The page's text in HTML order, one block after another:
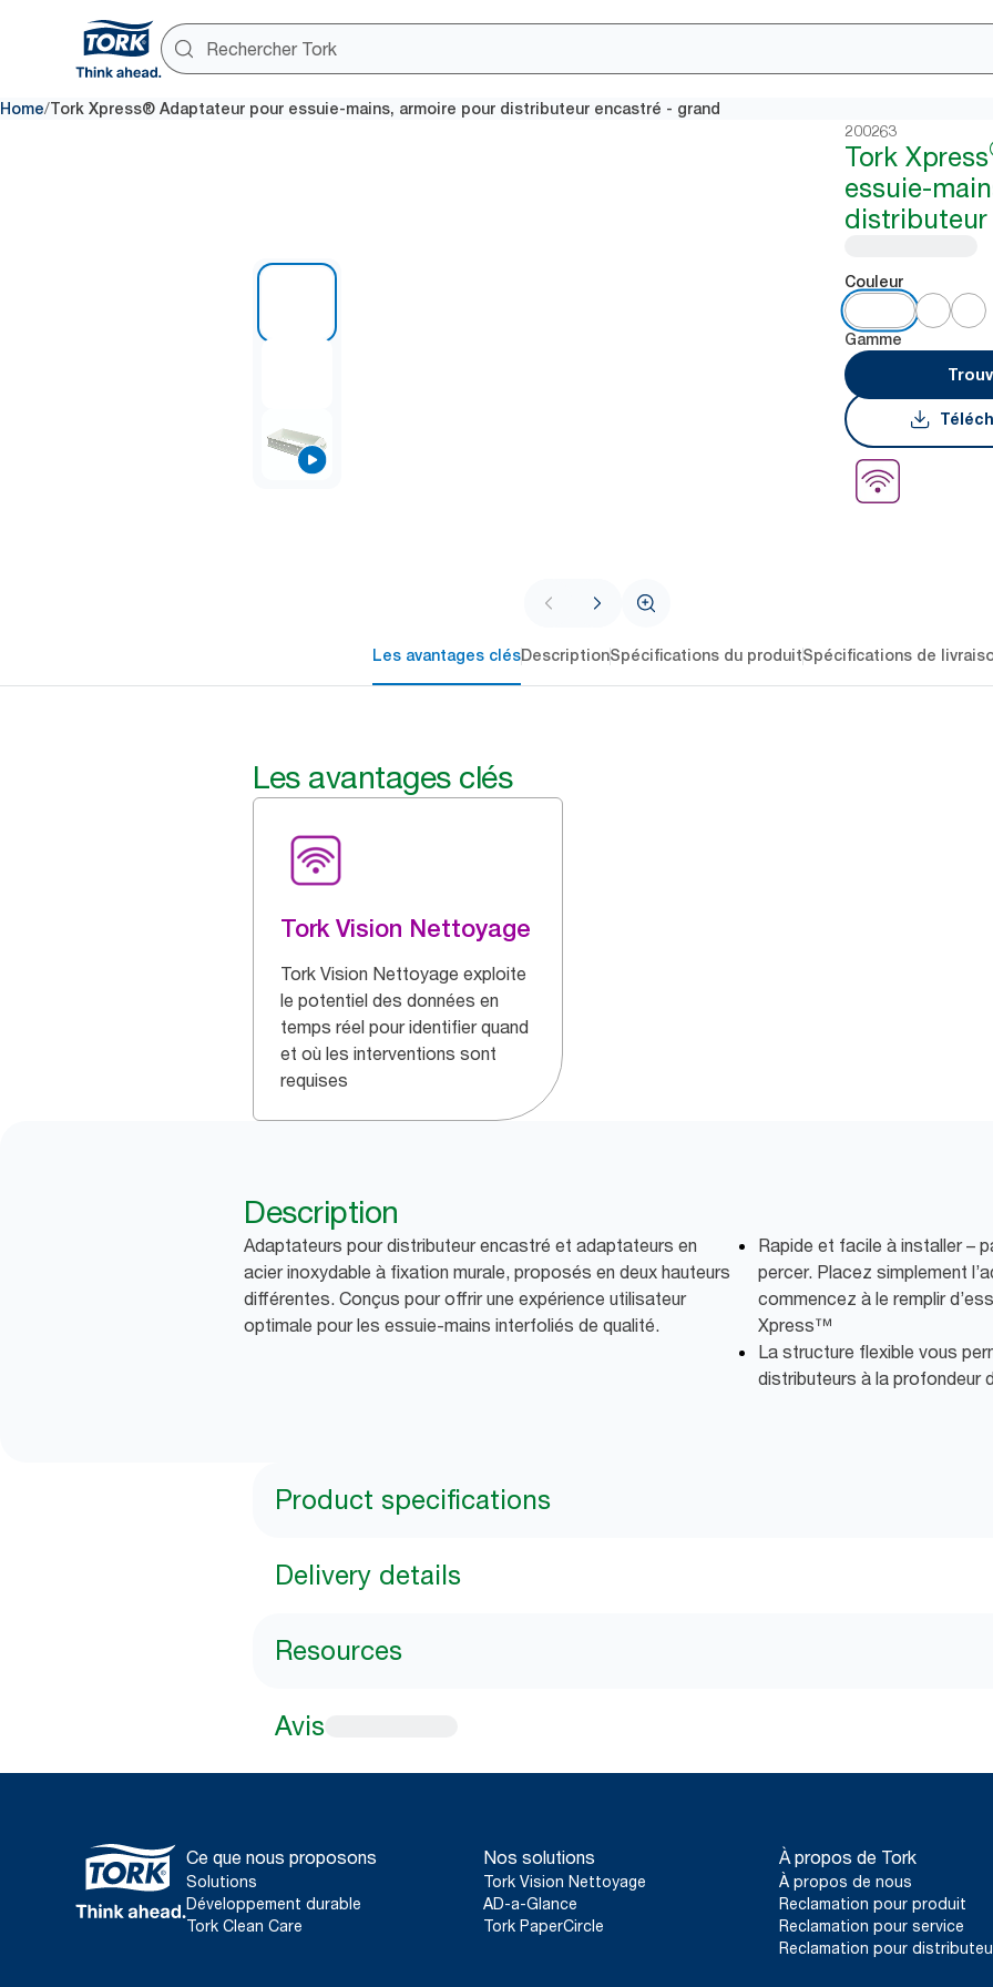
Home/Tork Xpress® Adaptateur pour essuie-mains, armoire pour distributeur encastré - grand
200263
Tork Xpress
essuie-
distributeur
Couleur
Gamme
Les avantages clésDescriptionSpécifications du produitSpécifications de
Les avantages clés
Tork Vision Nettoyage
Tork Vision Nettoyage exploite
le potentiel des données en
temps réel pour identifier quand
et où les interventions sont
requises
Description
Adaptateurs pour distributeur encastré et adaptateurs en
acier inoxydable à fixation murale, proposés en deux hauteurs
différentes. Conçus pour offrir une expérience utilisateur
optimale pour les essuie-mains interfoliés de qualité.
Rapide et facile à installer –
percer. Placez simplement
commencez à le remplir
Xpress™
La structure flexible vous
distributeurs à la profondeur
Product specifications
Delivery details
Resources
Avis
Ce que nous proposons
Solutions
Développement durable
Tork Clean Care
Nos solutions
Tork Vision Nettoyage
AD-a-Glance
Tork PaperCircle
À propos de Tork
À propos de nous
Reclamation pour produit
Reclamation pour service
Reclamation pour